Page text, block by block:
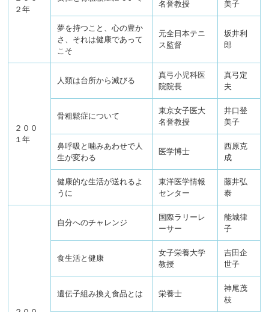
２年
名誉教授
美子
夢を持つこと、心の豊か
さ、それは健康であって
こそ
元全日本テニ
ス監督
坂井利
郎
２００
１年
人類は台所から滅びる
真弓小児科医
院院長
真弓定
夫
骨粗鬆症について
東京女子医大
名誉教授
井口登
美子
鼻呼吸と噛みあわせで人
生が変わる
医学博士
西原克
成
健康的な生活が送れるよ
うに
東洋医学情報
センター
藤井弘
泰
自分へのチャレンジ
国際ラリーレ
ーサー
能城律
子
食生活と健康
女子栄養大学
教授
吉田企
世子
遺伝子組み換え食品とは 栄養士
神尾茂
枝